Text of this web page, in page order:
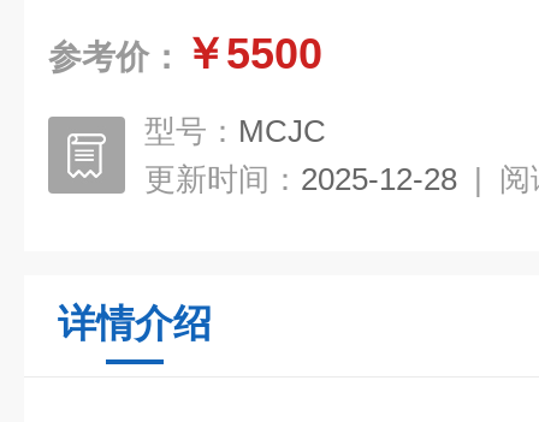
参考价： ￥5500
型号： MCJC
更新时间： 2025-12-28 | 阅
详情介绍